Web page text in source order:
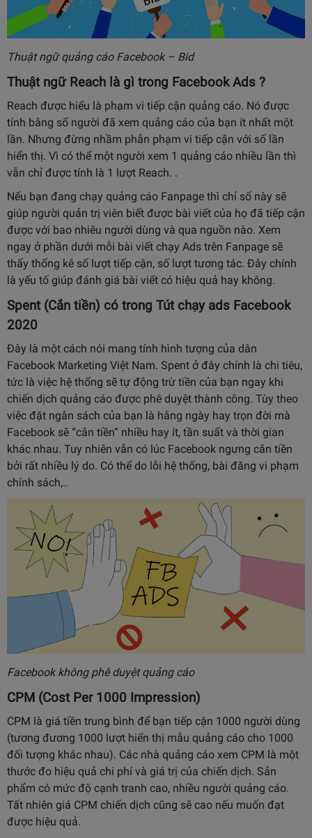
Thuật ngữ quảng cáo Facebook – Bid
Thuật ngữ Reach là gì trong Facebook Ads ?
Reach được hiểu là phạm vi tiếp cận quảng cáo. Nó được
tính bằng số người đã xem quảng cáo của bạn ít nhất một
lần. Nhưng đừng nhầm phẫn phạm vi tiếp cận với số lần
hiển thị. Vì có thể một người xem 1 quảng cáo nhiều lần thì
vẫn chỉ được tính là 1 lượt Reach. .
Nếu bạn đang chạy quảng cáo Fanpage thì chỉ số này sẽ
giúp người quản trị viên biết được bài viết của họ đã tiếp cận
được với bao nhiêu người dùng và qua nguồn nào. Xem
ngay ở phần dưới mỗi bài viết chạy Ads trên Fanpage sẽ
thấy thống kê số lượt tiếp cận, số lượt tương tác. Đây chính
là yếu tố giúp đánh giá bài viết có hiệu quả hay không.
Spent (Cắn tiền) có trong Tút chạy ads Facebook
2020
Đây là một cách nói mang tính hình tượng của dân
Facebook Marketing Việt Nam. Spent ở đây chính là chi tiêu,
tức là việc hệ thống sẽ tự động trừ tiền của bạn ngay khi
chiến dịch quảng cáo được phê duyệt thành công. Tùy theo
việc đặt ngân sách của bạn là hằng ngày hay trọn đời mà
Facebook sẽ “cắn tiền” nhiều hay ít, tần suất và thời gian
khác nhau. Tuy nhiên vẫn có lúc Facebook ngưng cắn tiền
bởi rất nhiều lý do. Có thể do lỗi hệ thống, bài đăng vi phạm
chính sách,..
Facebook không phê duyệt quảng cáo
CPM (Cost Per 1000 Impression)
CPM là giá tiền trung bình để bạn tiếp cận 1000 người dùng
(tương đương 1000 lượt hiển thị mẫu quảng cáo cho 1000
đối tượng khác nhau). Các nhà quảng cáo xem CPM là một
thước đo hiệu quả chi phí và giá trị của chiến dịch. Sản
phẩm có mức độ cạnh tranh cao, nhiều người quảng cáo.
Tất nhiên giá CPM chiến dịch cũng sẽ cao nếu muốn đạt
được hiệu quả.